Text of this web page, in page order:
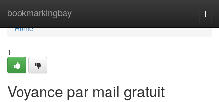
bookmarkingbay
Home
Home
1
Voyance par mail gratuit